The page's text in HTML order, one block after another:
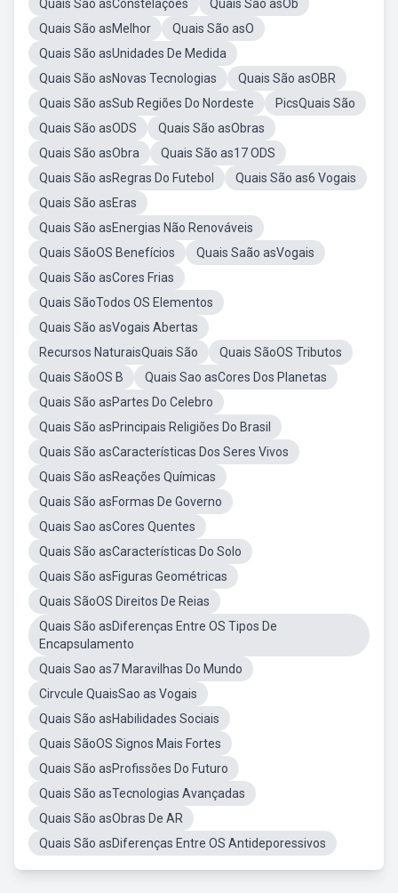
Quais São asConstelações
Quais São asOb
Quais São asMelhor
Quais São asO
Quais São asUnidades De Medida
Quais São asNovas Tecnologias
Quais São asOBR
Quais São asSub Regiões Do Nordeste
PicsQuais São
Quais São asODS
Quais São asObras
Quais São asObra
Quais São as17 ODS
Quais São asRegras Do Futebol
Quais São as6 Vogais
Quais São asEras
Quais São asEnergias Não Renováveis
Quais SãoOS Benefícios
Quais Saão asVogais
Quais São asCores Frias
Quais SãoTodos OS Elementos
Quais São asVogais Abertas
Recursos NaturaisQuais São
Quais SãoOS Tributos
Quais SãoOS B
Quais Sao asCores Dos Planetas
Quais São asPartes Do Celebro
Quais São asPrincipais Religiões Do Brasil
Quais São asCaracterísticas Dos Seres Vivos
Quais São asReações Químicas
Quais São asFormas De Governo
Quais Sao asCores Quentes
Quais São asCaracterísticas Do Solo
Quais São asFiguras Geométricas
Quais SãoOS Direitos De Reias
Quais São asDiferenças Entre OS Tipos De
Encapsulamento
Quais Sao as7 Maravilhas Do Mundo
Cirvcule QuaisSao as Vogais
Quais São asHabilidades Sociais
Quais SãoOS Signos Mais Fortes
Quais São asProfissões Do Futuro
Quais São asTecnologias Avançadas
Quais São asObras De AR
Quais São asDiferenças Entre OS Antideporessivos